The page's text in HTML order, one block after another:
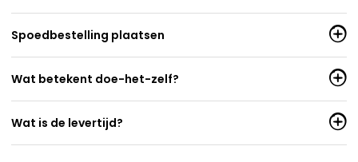
Spoedbestelling plaatsen
Wat betekent doe-het-zelf?
Wat is de levertijd?